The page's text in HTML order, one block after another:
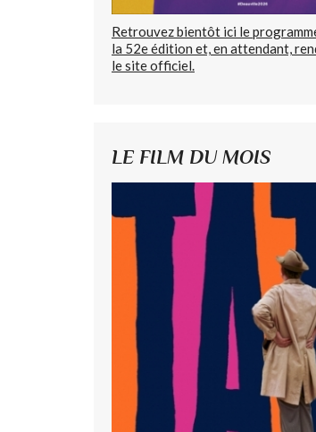
Retrouvez bientôt ici le
la 52e édition et, en attendant,
le site officiel.
LE FILM DU MOIS